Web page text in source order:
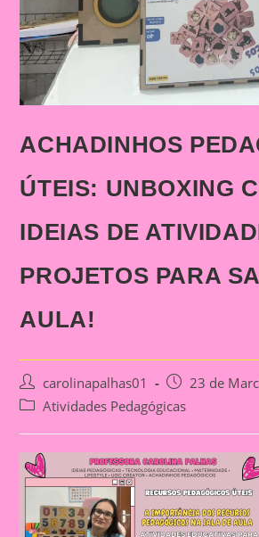
ACHADINHOS
ÚTEIS: UNBOXING
IDEIAS DE
PROJETOS PARA
AULA!
Post
author:
carolinapalhas01
Post
published:
23 de
PostAtividades Pedagógicas